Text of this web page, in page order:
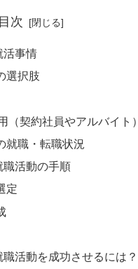
目次
活事情
選択肢
（契約社員やアルバイト）
就職・転職状況
職活動の手順
定
活動を成功させるには？